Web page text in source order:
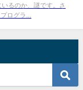
るのか、謎です。さ
ログラ...